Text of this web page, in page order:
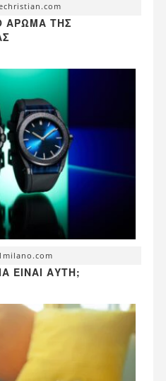
ΆΡΩΜΑ ΤΗΣ
ΕΊΝΑΙ ΑΥΤΉ;